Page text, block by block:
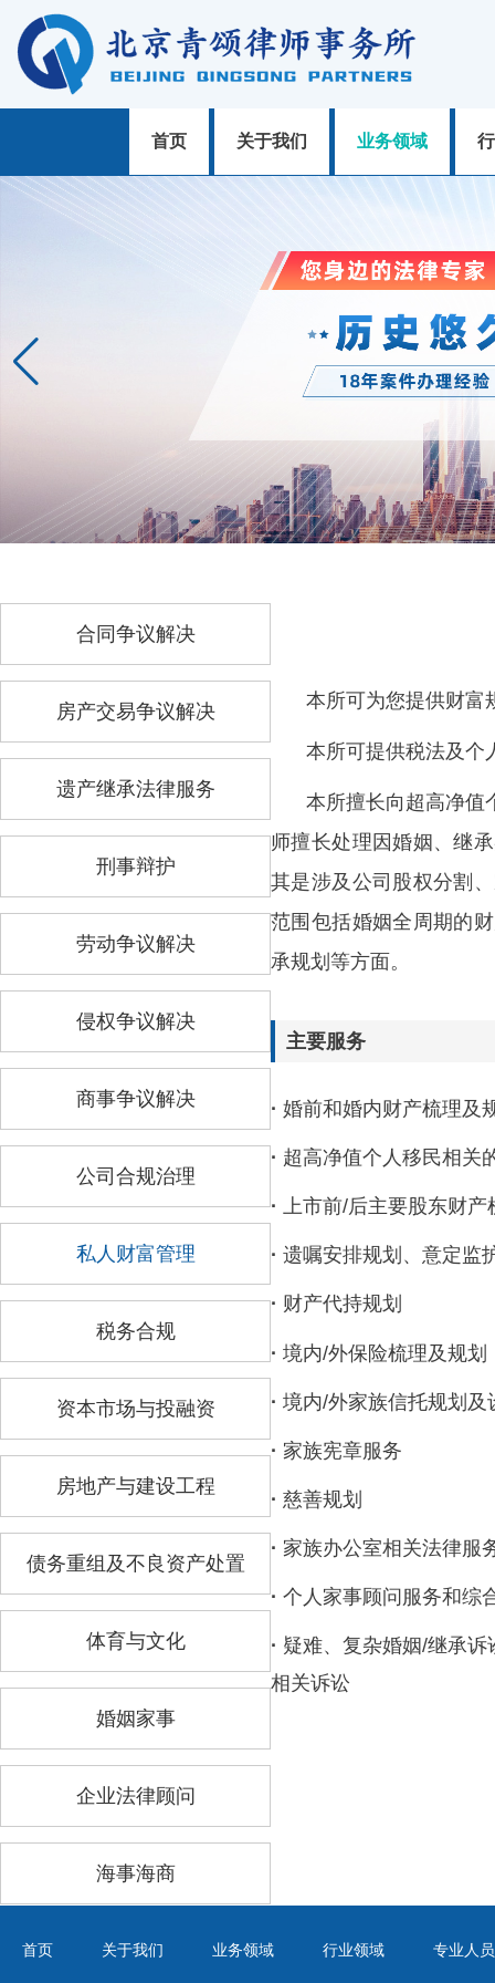
首页 关于我们 业务领域
合同争议解决
房产交易争议解决
遗产继承法律服务
刑事辩护
劳动争议解决
侵权争议解决
商事争议解决
公司合规治理
私人财富管理
税务合规
资本市场与投融资
房地产与建设工程
债务重组及不良资产处置
体育与文化
婚姻家事
企业法律顾问
海事海商
本所可为您提供财富
本所可提供税法及个
本所擅长向超高净值
师擅长处理因婚姻、继
其是涉及公司股权分割
范围包括婚姻全周期的
承规划等方面。
主要服务
· 婚前和婚内财产梳理及
· 超高净值个人移民相关
· 上市前/后主要股东财产
· 遗嘱安排规划、意定监
· 财产代持规划
· 境内/外保险梳理及规划
· 境内/外家族信托规划及
· 家族宪章服务
· 慈善规划
· 家族办公室相关法律服
· 个人家事顾问服务和综
· 疑难、复杂婚姻/继承
相关诉讼
首页 关于我们 业务领域 行业领域 专业人员